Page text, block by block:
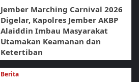
Jember Marching Carnival 2026
Digelar, Kapolres Jember AKBP
Alaiddin Imbau Masyarakat
Utamakan Keamanan dan
Ketertiban
Berita